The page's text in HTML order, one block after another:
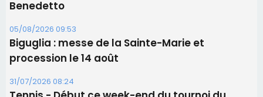
Les plus lus
Satine Nomary est la nouvelle Miss Corse 2026
d'un spectacle qui ne reviendra pas avant 2081